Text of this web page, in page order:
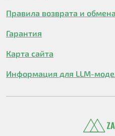
Правила возврата и обмена
Гарантия
Карта сайта
Информация для LLM-